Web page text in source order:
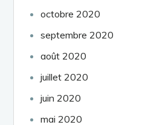
octobre 2020
septembre 2020
août 2020
juillet 2020
juin 2020
mai 2020